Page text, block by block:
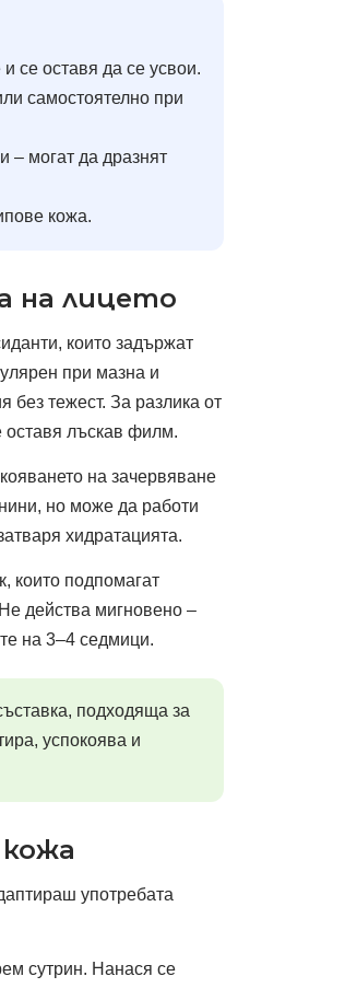
се оставя да се усвои.
самостоятелно при
– могат да дразнят
кожа.
на лицето
които задържат
при мазна и
без тежест. За разлика от
оставя лъскав филм.
на зачервяване
но може да работи
хидратацията.
които подпомагат
действа мигновено –
на 3–4 седмици.
подходяща за
успокоява и
употребата
сутрин. Нанася се